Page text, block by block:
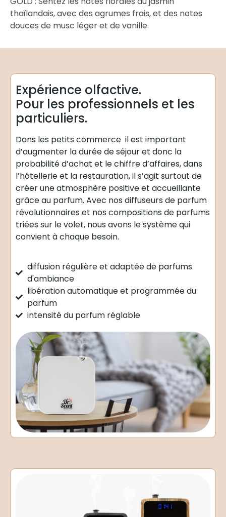
thaïlandais, avec des agrumes frais, et des notes
douces de musc léger et de vanille.
Expérience olfactive.
Pour les professionnels et les
particuliers.
Dans les petits commerce il est important
d’augmenter la durée de séjour et donc la
probabilité d’achat et le chiffre d’affaires, dans
l’hôtellerie et la restauration, il s’agit surtout de
créer une atmosphère positive et accueillante
grâce au parfum. Avec nos diffuseurs de parfum
révolutionnaires et nos compositions de parfums
triées sur le volet, nous avons le système qui
convient à chaque besoin.
diffusion régulière et adaptée de parfums
d'ambiance
libération automatique et programmée du
parfum
intensité du parfum réglable